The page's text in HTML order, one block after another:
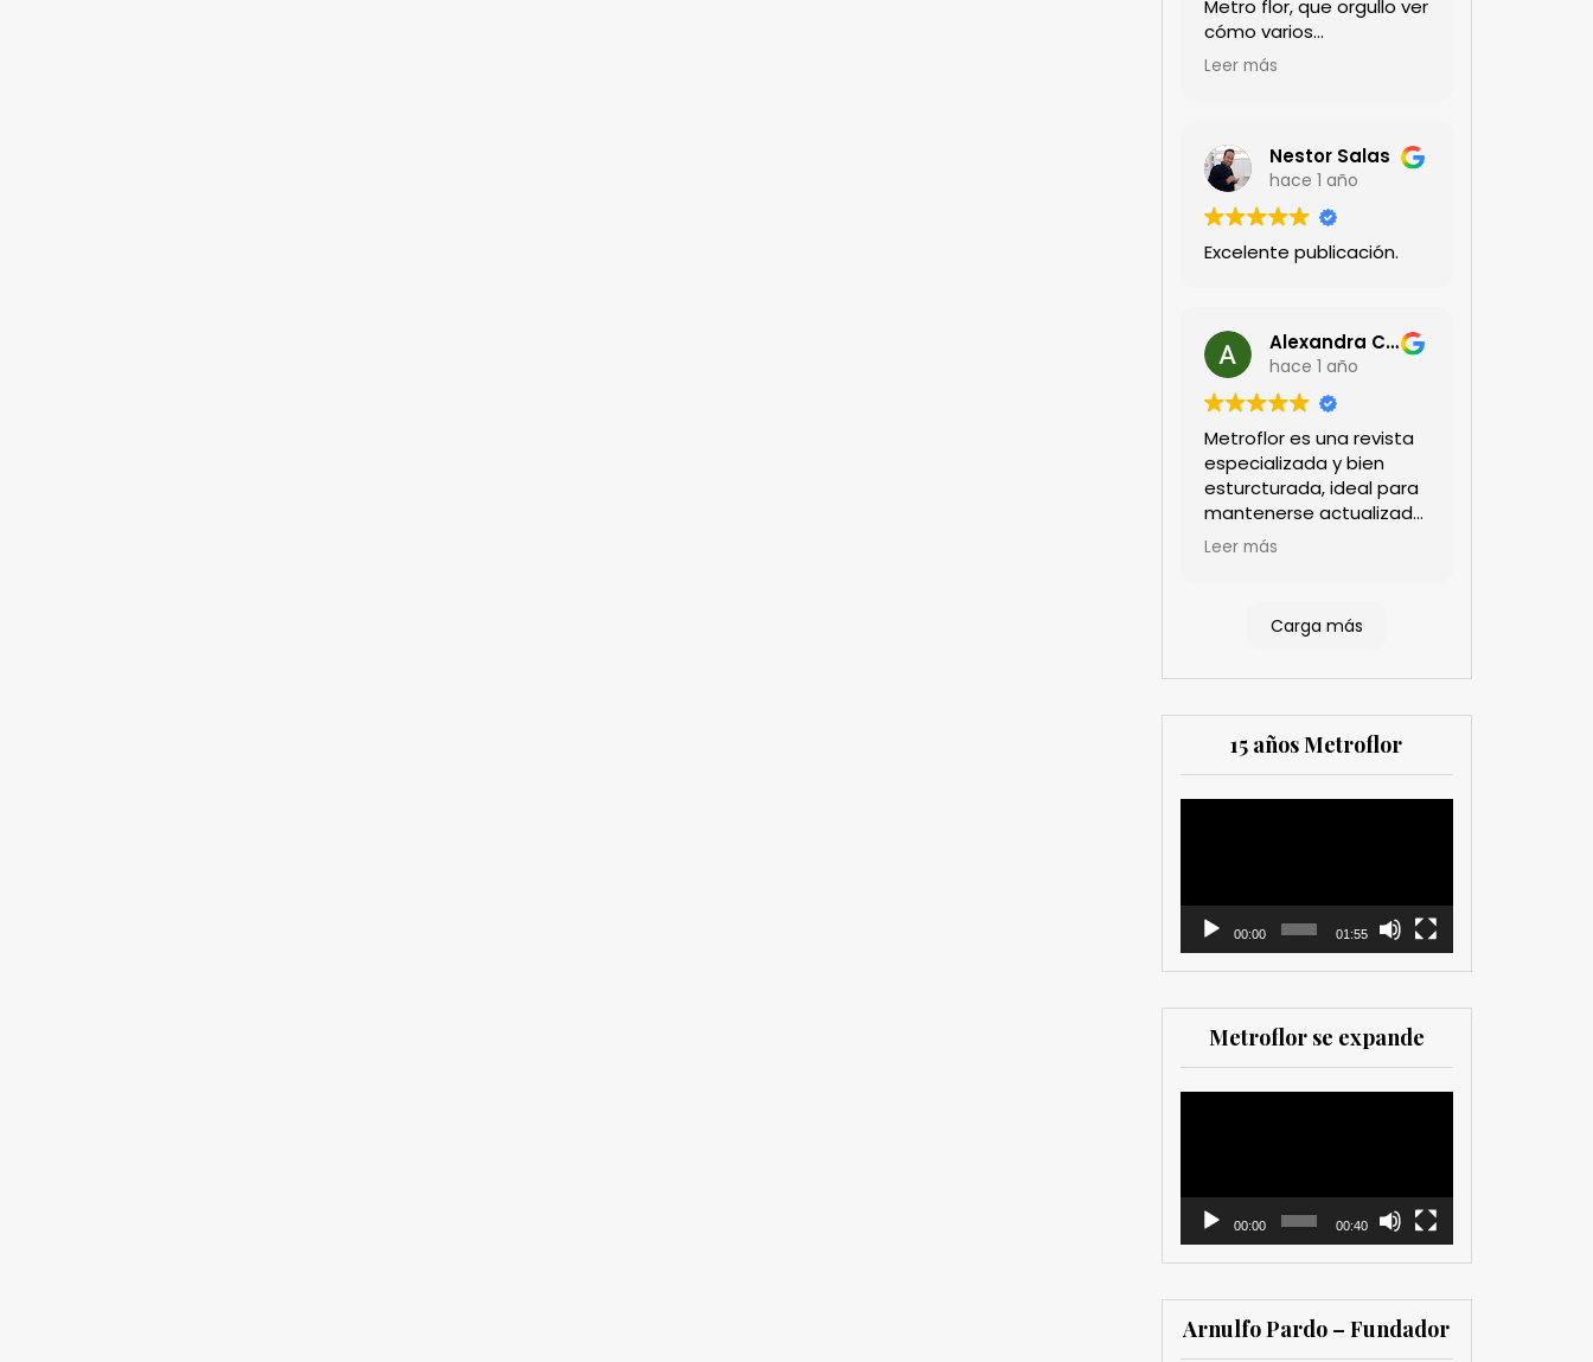
Metro flor, que orgullo ver
cómo varios
profesionales hombres y
técnicas. Gracias por
mantenernos al día.mil
GRACIAS
Leer más
Nestor Salas
hace 1 año
Excelente publicación.
Alexandra Castillo
hace 1 año
Metroflor es una revista
especializada y bien
esturcturada, ideal para
mantenerse actualizado
en el sector floricultor.
estratégica, las
sector así como los
cubrimientos de los
eventos sociales de las
compañías. Es una
que trabajan en el sector
Leer más
Carga más
15 años Metroflor
00:00 01:55
Metroflor se expande
00:00 00:40
Arnulfo Pardo – Fundador